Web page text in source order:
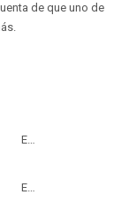
de que uno de
Estreno
Estreno